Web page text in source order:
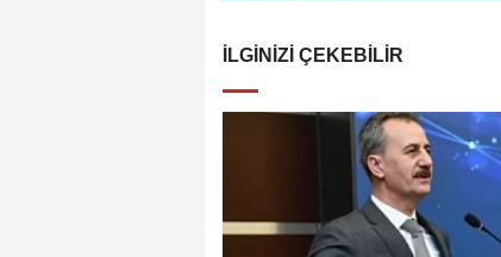
İLGINIZI ÇEKEBILIR